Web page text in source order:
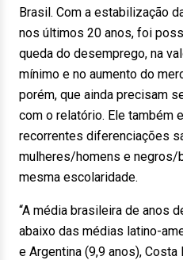
Brasil. Com a estabilização
nos últimos 20 anos, foi
queda do desemprego, na
mínimo e no aumento do
porém, que ainda precisam
com o relatório. Ele também
recorrentes diferenciações
mulheres/homens e negros/
mesma escolaridade.
“A média brasileira de anos
abaixo das médias latino-
e Argentina (9,9 anos),